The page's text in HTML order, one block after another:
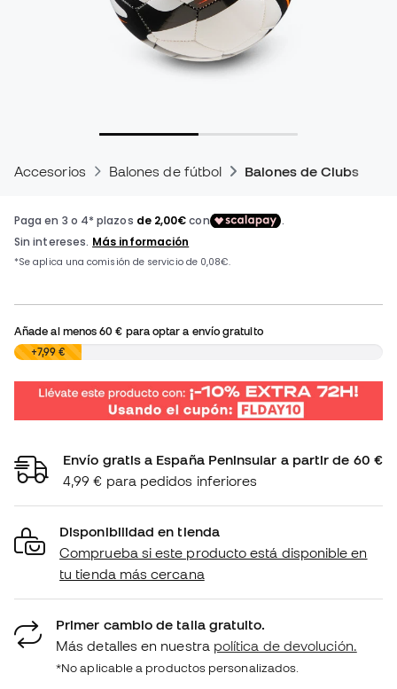
Accesorios Balones de fútbol Balones de Clubs
Añade al menos60 € para optar a envío gratuito
0,00 €+7,99 €
Envío gratis a España Peninsular a partir de 60 €
4,99 € para pedidos inferiores
Disponibilidad en tienda
Comprueba si este producto está disponible en
tu tienda más cercana
Primer cambio de talla gratuito.
Más detalles en nuestra política de devolución.
*No aplicable a productos personalizados.